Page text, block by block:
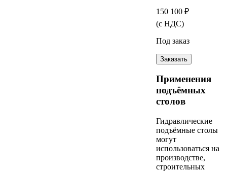
150 100 ₽
(с НДС)
Под заказ
Заказать
Применения
подъёмных
столов
Гидравлические
подъёмные столы
могут
использоваться на
производстве,
строительных